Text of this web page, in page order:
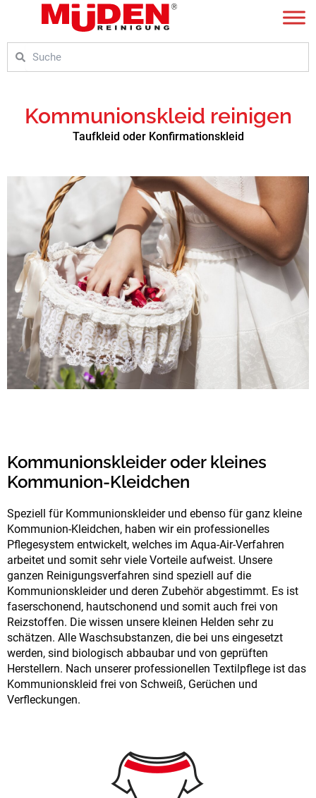
Kommunionskleid reinigen
Taufkleid oder Konfirmationskleid
Kommunionskleider oder kleines
Kommunion-Kleidchen
Speziell für Kommunionskleider und ebenso für ganz kleine
Kommunion-Kleidchen, haben wir ein professionelles
Pflegesystem entwickelt, welches im Aqua-Air-Verfahren
arbeitet und somit sehr viele Vorteile aufweist. Unsere
ganzen Reinigungsverfahren sind speziell auf die
Kommunionskleider und deren Zubehör abgestimmt. Es ist
faserschonend, hautschonend und somit auch frei von
Reizstoffen. Die wissen unsere kleinen Helden sehr zu
schätzen. Alle Waschsubstanzen, die bei uns eingesetzt
werden, sind biologisch abbaubar und von geprüften
Herstellern. Nach unserer professionellen Textilpflege ist das
Kommunionskleid frei von Schweiß, Gerüchen und
Verfleckungen.